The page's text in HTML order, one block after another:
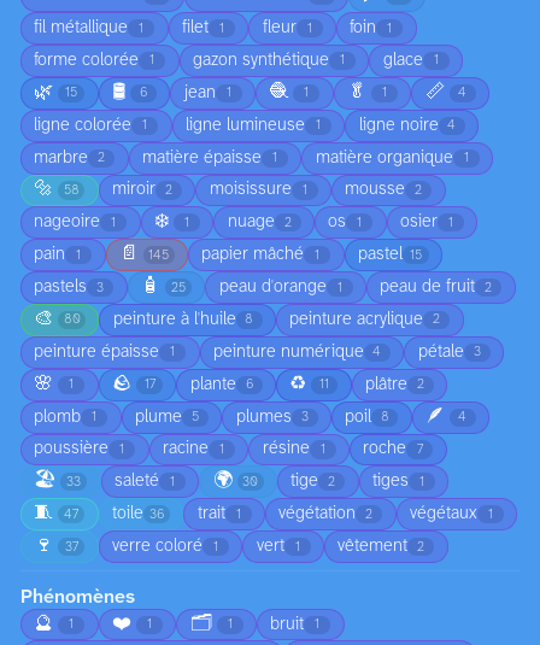
fil métallique 1 filet 1 fleur 1 foin 1
forme colorée 1 gazon synthétique 1 glace 1
🌿 15 🛢️ 6 jean 1 🧶 1 🥬 1 📏 4
ligne colorée 1 ligne lumineuse 1 ligne noire 4
marbre 2 matière épaisse 1 matière organique 1
🔩 58 miroir 2 moisissure 1 mousse 2
nageoire 1 ❄️ 1 nuage 2 os 1 osier 1
pain 1 📄 145 papier mâché 1 pastel 15
pastels 3 🧴 25 peau d'orange 1 peau de fruit 2
🎨 80 peinture à l'huile 8 peinture acrylique 2
peinture épaisse 1 peinture numérique 4 pétale 3
🌸 1 🪨 17 plante 6 ♻️ 11 plâtre 2
plomb 1 plume 5 plumes 3 poil 8 🪶 4
poussière 1 racine 1 résine 1 roche 7
🏖️ 33 saleté 1 🌍 30 tige 2 tiges 1
🧵 47 toile 36 trait 1 végétation 2 végétaux 1
🍷 37 verre coloré 1 vert 1 vêtement 2
Phénomènes
🔮
1 ❤️ 1 🗂️ 1 bruit 1